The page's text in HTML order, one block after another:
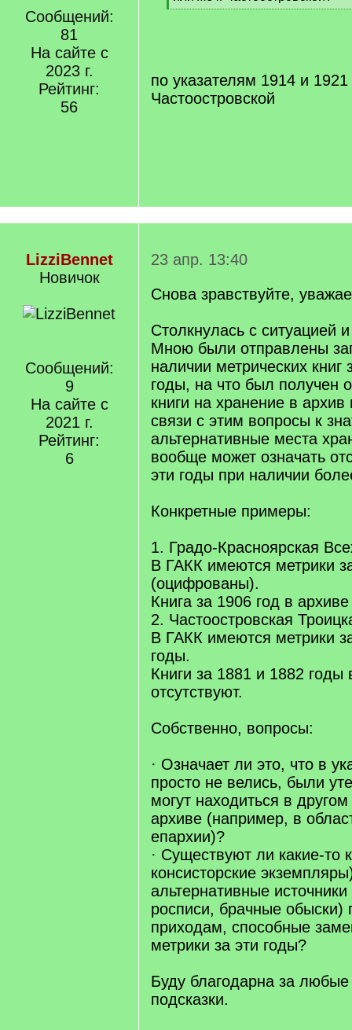
Сообщений:
81
На сайте с
2023 г.
Рейтинг:
56
[
по указателям 1914 и 1921
Частоостровской
LizziBennet
Новичок
Сообщений:
9
На сайте с
2021 г.
Рейтинг:
6
23 апр. 13:40
Снова зравствуйте,
Столкнулась с ситуацией
Мною были отправлены
наличии метрических книг
годы, на что был получен
книги на хранение в
связи с этим вопросы к
альтернативные места
вообще может означать
эти годы при наличии
Конкретные примеры:
1. Градо-Красноярская
В ГАКК имеются метрики
(оцифрованы).
Книга за 1906 год в архиве
2. Частоостровская
В ГАКК имеются метрики
годы.
Книги за 1881 и 1882 годы
отсутствуют.
Собственно, вопросы:
· Означает ли это, что в
просто не велись, были
могут находиться в
архиве (например, в
епархии)?
· Существуют ли какие-то
консисторские
альтернативные
росписи, брачные
приходам, способные
метрики за эти годы?
Буду благодарна за
подсказки.